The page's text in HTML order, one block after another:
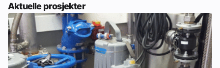
Aktuelle prosjekter